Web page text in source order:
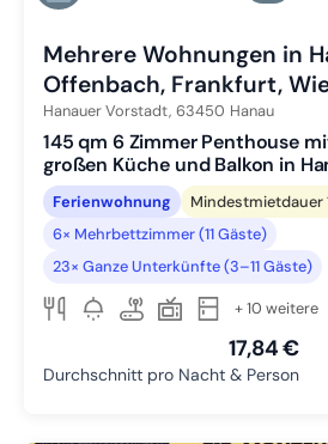
Zu
Mehrere Wohnungen in
Offenbach, Frankfurt,
Hanauer Vorstadt, 63450 Hanau
145 qm 6 Zimmer Penthouse
großen Küche und Balkon in
Ferienwohnung
Mindestmietdauer
6× Mehrbettzimmer (11 Gäste)
23× Ganze Unterkünfte (3–11 Gäste)
+ 10 weitere
17,84 €
Durchschnitt pro Nacht & Person